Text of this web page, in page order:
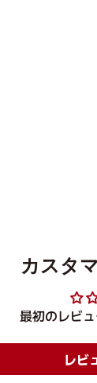
カスタ
最初のレビ
レビ